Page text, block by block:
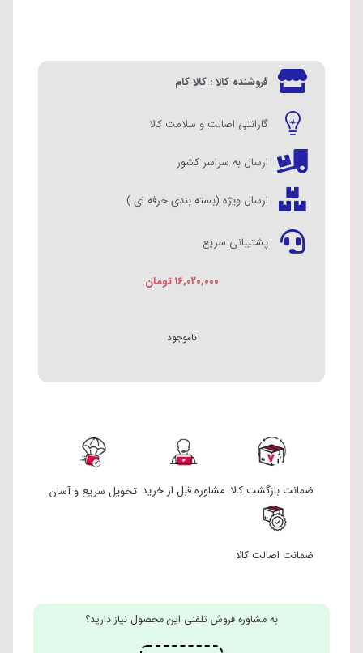
فروشنده کالا : کالا کام
گارانتی اصالت و سلامت کالا
ارسال به سراسر کشور
ارسال ویژه (بسته بندی حرفه ای )
پشتیبانی سریع
۱۶,۰۲۰,۰۰۰ تومان
ناموجود
ضمانت بازگشت کالا مشاوره قبل از خرید تحویل سریع و آسان
ضمانت اصالت کالا
به مشاوره فروش تلفنی این محصول نیاز دارید؟